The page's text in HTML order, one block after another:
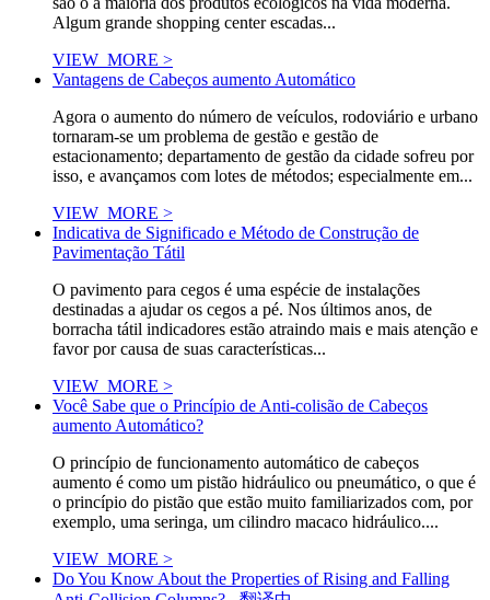
Algum grande shopping center escadas...
VIEW_MORE >
Vantagens de Cabeços aumento Automático
Agora o aumento do número de veículos, rodoviário e urbano
tornaram-se um problema de gestão e gestão de
estacionamento; departamento de gestão da cidade sofreu por
isso, e avançamos com lotes de métodos; especialmente em...
VIEW_MORE >
Indicativa de Significado e Método de Construção de
Pavimentação Tátil
O pavimento para cegos é uma espécie de instalações
destinadas a ajudar os cegos a pé. Nos últimos anos, de
borracha tátil indicadores estão atraindo mais e mais atenção e
favor por causa de suas características...
VIEW_MORE >
Você Sabe que o Princípio de Anti-colisão de Cabeços
aumento Automático?
O princípio de funcionamento automático de cabeços
aumento é como um pistão hidráulico ou pneumático, o que é
o princípio do pistão que estão muito familiarizados com, por
exemplo, uma seringa, um cilindro macaco hidráulico....
VIEW_MORE >
Do You Know About the Properties of Rising and Falling